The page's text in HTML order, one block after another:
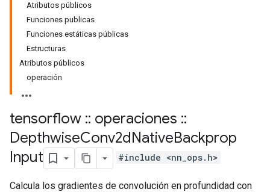
Atributos públicos
Funciones publicas
Funciones estáticas públicas
Estructuras
Atributos públicos
operación
tensorflow :: operaciones ::
DepthwiseConv2dNativeBackprop
Input
#include <nn_ops.h>
Calcula los gradientes de convolución en profundidad con